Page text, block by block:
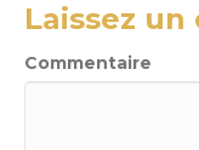
Laissez
Commentaire